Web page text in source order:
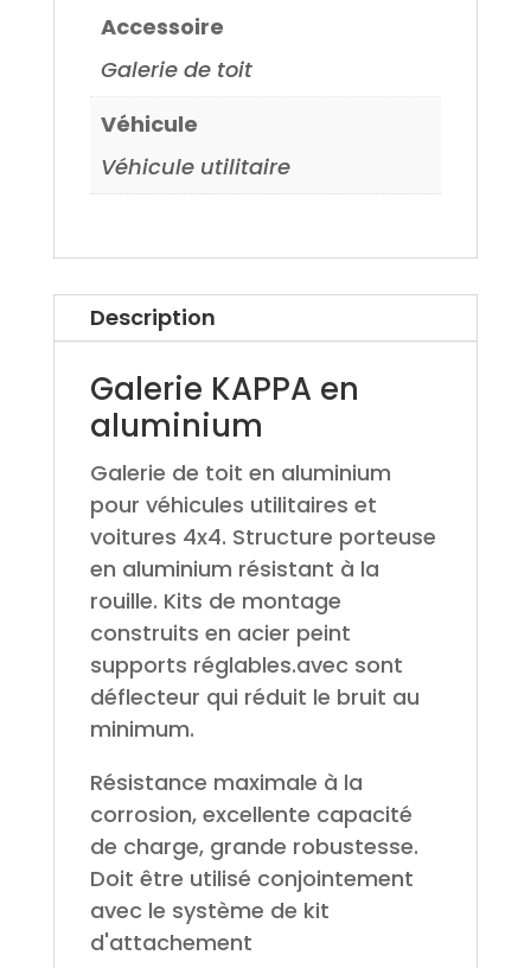
Accessoire
Galerie de toit
Véhicule
Véhicule utilitaire
Description
Galerie KAPPA en
aluminium
Galerie de toit en aluminium
pour véhicules utilitaires et
voitures 4x4. Structure porteuse
en aluminium résistant à la
rouille. Kits de montage
construits en acier peint
supports réglables.avec sont
déflecteur qui réduit le bruit au
minimum.
Résistance maximale à la
corrosion, excellente capacité
de charge, grande robustesse.
Doit être utilisé conjointement
avec le système de kit
d'attachement